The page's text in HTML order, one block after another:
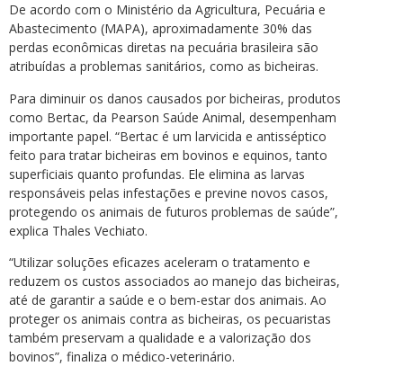
De acordo com o Ministério da Agricultura, Pecuária e
Abastecimento (MAPA), aproximadamente 30% das
perdas econômicas diretas na pecuária brasileira são
atribuídas a problemas sanitários, como as bicheiras.
Para diminuir os danos causados por bicheiras, produtos
como Bertac, da Pearson Saúde Animal, desempenham
importante papel. “Bertac é um larvicida e antisséptico
feito para tratar bicheiras em bovinos e equinos, tanto
superficiais quanto profundas. Ele elimina as larvas
responsáveis pelas infestações e previne novos casos,
protegendo os animais de futuros problemas de saúde”,
explica Thales Vechiato.
“Utilizar soluções eficazes aceleram o tratamento e
reduzem os custos associados ao manejo das bicheiras,
até de garantir a saúde e o bem-estar dos animais. Ao
proteger os animais contra as bicheiras, os pecuaristas
também preservam a qualidade e a valorização dos
bovinos”, finaliza o médico-veterinário.